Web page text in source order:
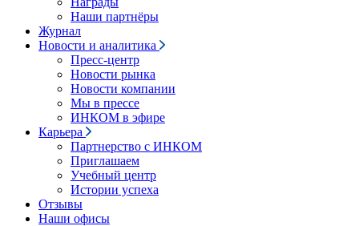
Наши партнёры
Журнал
Новости и аналитика
Пресс-центр
Новости рынка
Новости компании
Мы в прессе
ИНКОМ в эфире
Карьера
Партнерство с ИНКОМ
Приглашаем
Учебный центр
Истории успеха
Отзывы
Наши офисы